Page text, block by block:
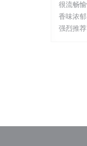
很流畅
香味浓
强烈推